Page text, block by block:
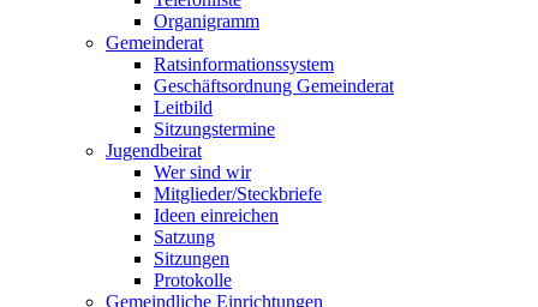
Organigramm
Gemeinderat
Ratsinformationssystem
Geschäftsordnung Gemeinderat
Leitbild
Sitzungstermine
Jugendbeirat
Wer sind wir
Mitglieder/Steckbriefe
Ideen einreichen
Satzung
Sitzungen
Protokolle
Gemeindliche Einrichtungen